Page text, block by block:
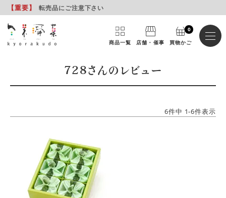
【重要】 転売品にご注意下さい
商品一覧 店舗・催事 買物かご
0
728さんのレビュー
6件中 1-6件表示